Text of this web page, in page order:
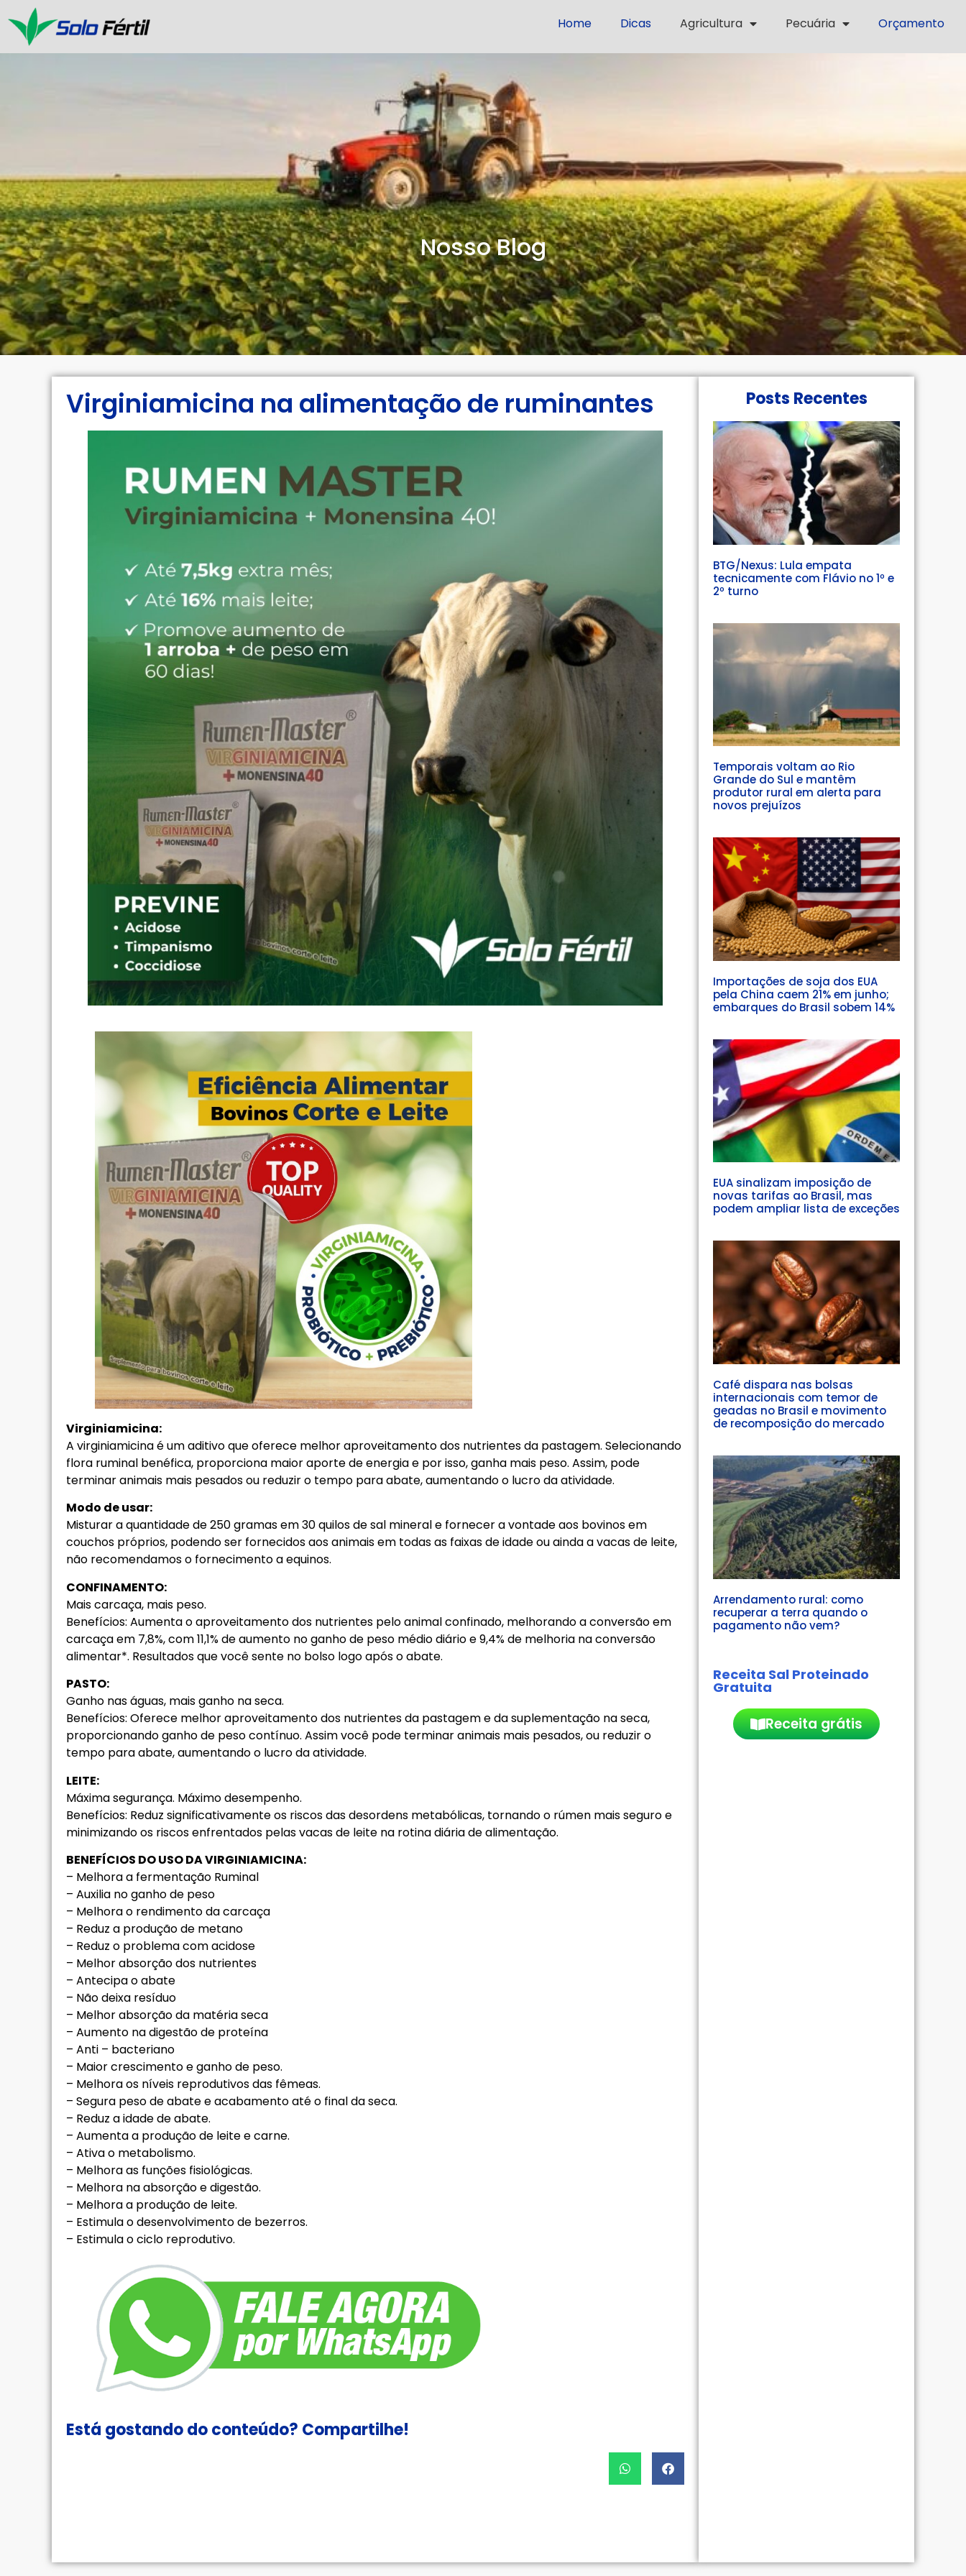
Home Dicas Agricultura Pecuária Orçamento
Nosso Blog
Virginiamicina na alimentação de ruminantes
Virginiamicina:
A virginiamicina é um aditivo que oferece melhor aproveitamento dos nutrientes da pastagem. Selecionando
flora ruminal benéfica, proporciona maior aporte de energia e por isso, ganha mais peso. Assim, pode
terminar animais mais pesados ou reduzir o tempo para abate, aumentando o lucro da atividade.
Modo de usar:
Misturar a quantidade de 250 gramas em 30 quilos de sal mineral e fornecer a vontade aos bovinos em
couchos próprios, podendo ser fornecidos aos animais em todas as faixas de idade ou ainda a vacas de leite,
não recomendamos o fornecimento a equinos.
CONFINAMENTO:
Mais carcaça, mais peso.
Benefícios: Aumenta o aproveitamento dos nutrientes pelo animal confinado, melhorando a conversão em
carcaça em 7,8%, com 11,1% de aumento no ganho de peso médio diário e 9,4% de melhoria na conversão
alimentar*. Resultados que você sente no bolso logo após o abate.
PASTO:
Ganho nas águas, mais ganho na seca.
Benefícios: Oferece melhor aproveitamento dos nutrientes da pastagem e da suplementação na seca,
proporcionando ganho de peso contínuo. Assim você pode terminar animais mais pesados, ou reduzir o
tempo para abate, aumentando o lucro da atividade.
LEITE:
Máxima segurança. Máximo desempenho.
Benefícios: Reduz significativamente os riscos das desordens metabólicas, tornando o rúmen mais seguro e
minimizando os riscos enfrentados pelas vacas de leite na rotina diária de alimentação.
BENEFÍCIOS DO USO DA VIRGINIAMICINA:
– Melhora a fermentação Ruminal
– Auxilia no ganho de peso
– Melhora o rendimento da carcaça
– Reduz a produção de metano
– Reduz o problema com acidose
– Melhor absorção dos nutrientes
– Antecipa o abate
– Não deixa resíduo
– Melhor absorção da matéria seca
– Aumento na digestão de proteína
– Anti – bacteriano
– Maior crescimento e ganho de peso.
– Melhora os níveis reprodutivos das fêmeas.
– Segura peso de abate e acabamento até o final da seca.
– Reduz a idade de abate.
– Aumenta a produção de leite e carne.
– Ativa o metabolismo.
– Melhora as funções fisiológicas.
– Melhora na absorção e digestão.
– Melhora a produção de leite.
– Estimula o desenvolvimento de bezerros.
– Estimula o ciclo reprodutivo.
Está gostando do conteúdo? Compartilhe!
Posts Recentes
BTG/Nexus: Lula empata
tecnicamente com Flávio no 1º e
2º turno
Temporais voltam ao Rio
Grande do Sul e mantêm
produtor rural em alerta para
novos prejuízos
Importações de soja dos EUA
pela China caem 21% em junho;
embarques do Brasil sobem 14%
EUA sinalizam imposição de
novas tarifas ao Brasil, mas
podem ampliar lista de exceções
Café dispara nas bolsas
internacionais com temor de
geadas no Brasil e movimento
de recomposição do mercado
Arrendamento rural: como
recuperar a terra quando o
pagamento não vem?
Receita Sal Proteinado
Gratuita
Receita grátis